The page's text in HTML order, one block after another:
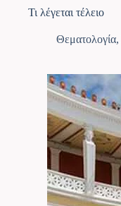
Τι λέγεται τέλειο
Θεματολογία,